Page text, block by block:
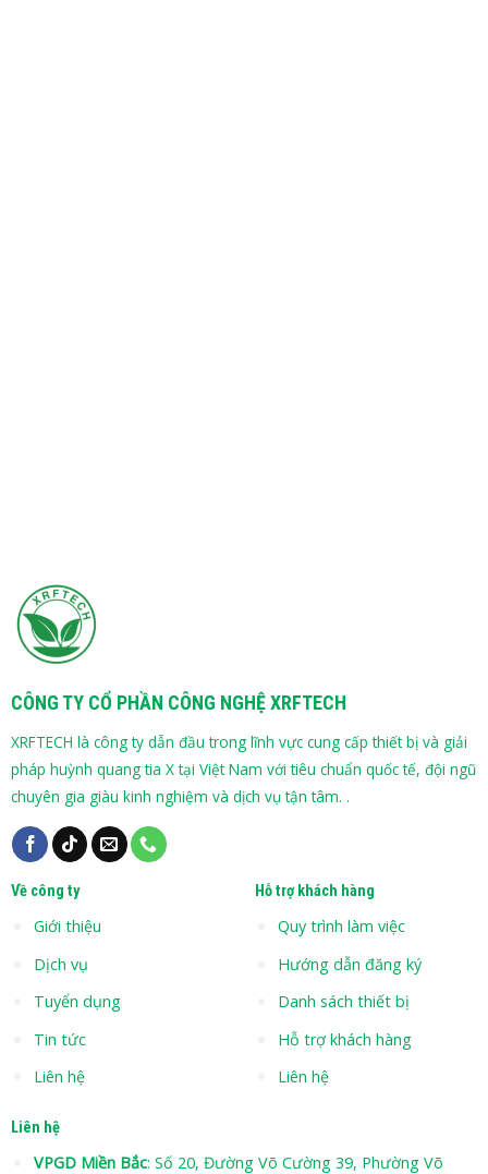
CÔNG TY CỔ PHẦN CÔNG NGHỆ XRFTECH
XRFTECH là công ty dẫn đầu trong lĩnh vực cung cấp thiết bị và giải
pháp huỳnh quang tia X tại Việt Nam với tiêu chuẩn quốc tế, đội ngũ
chuyên gia giàu kinh nghiệm và dịch vụ tận tâm. .
Về công ty
Giới thiệu
Dịch vụ
Tuyển dụng
Tin tức
Liên hệ
Hỗ trợ khách hàng
Quy trình làm việc
Hướng dẫn đăng ký
Danh sách thiết bị
Hỗ trợ khách hàng
Liên hệ
Liên hệ
VPGD Miền Bắc: Số 20, Đường Võ Cường 39, Phường Võ